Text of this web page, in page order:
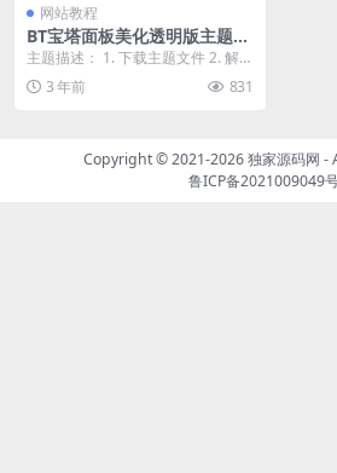
网站教程
BT宝塔面板美化透明版主题
包，打造视觉上的出色体验
主题描述： 1. 下载主题文件 2. 解压
覆盖到 /www/server/BTp...
3 年前 831
Copyright © 2021-2026独家源码网 -
鲁ICP备2021009049